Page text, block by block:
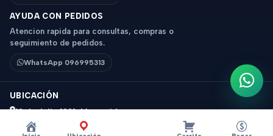
AYUDA CON PEDIDOS
Atencion rapida para consultas, compras o
seguimiento de pedidos.
WhatsApp 096995313
UBICACIÓN
18 de Julio 1831, Montevideo
Horario: 9 a 18 hs